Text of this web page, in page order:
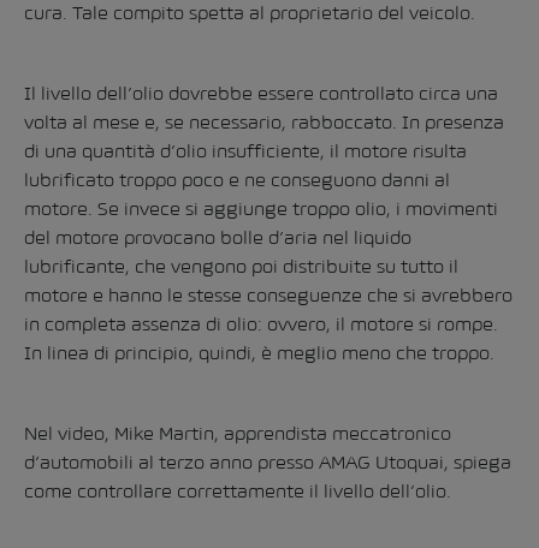
cura. Tale compito spetta al proprietario del veicolo.
Il livello dell’olio dovrebbe essere controllato circa una
volta al mese e, se necessario, rabboccato. In presenza
di una quantità d’olio insufficiente, il motore risulta
lubrificato troppo poco e ne conseguono danni al
motore. Se invece si aggiunge troppo olio, i movimenti
del motore provocano bolle d’aria nel liquido
lubrificante, che vengono poi distribuite su tutto il
motore e hanno le stesse conseguenze che si avrebbero
in completa assenza di olio: ovvero, il motore si rompe.
In linea di principio, quindi, è meglio meno che troppo.
Nel video, Mike Martin, apprendista meccatronico
d’automobili al terzo anno presso AMAG Utoquai, spiega
come controllare correttamente il livello dell’olio.